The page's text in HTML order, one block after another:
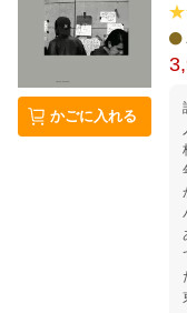
かごに入れる